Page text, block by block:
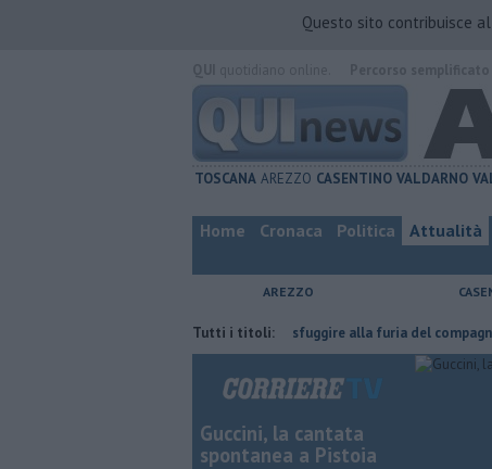
Questo sito contribuisce
TOSCANA AREZZO CASENTINO VALDARNO
Home Cronaca Politica Attualità
AREZZO
Tutti i titoli:
Nascosta in un bar per sfuggire alla furia del compagno
Guccini, la cantata
spontanea a Pistoia